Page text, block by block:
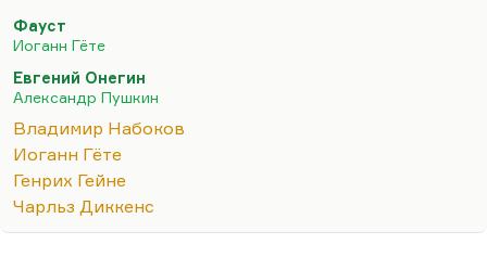
стену – пошлость, по-моему, гораздо большая.
Я не думаю, что Набоков всерьез это говорит.
Набоков как раз из тех русских, которые умеют
уважать чужое. Я тут давеча для студенческих
нужд перечитывал комментарий Набокова к
«Онегину». Сам перевод я не беру, перевод,
конечно, обычный прозаический. Но
комментарий гениальный. Набоков проследил и
Фауст
Иоганн Гёте
Евгений Онегин
Александр Пушкин
Владимир Набоков
Иоганн Гёте
Генрих Гейне
Чарльз Диккенс